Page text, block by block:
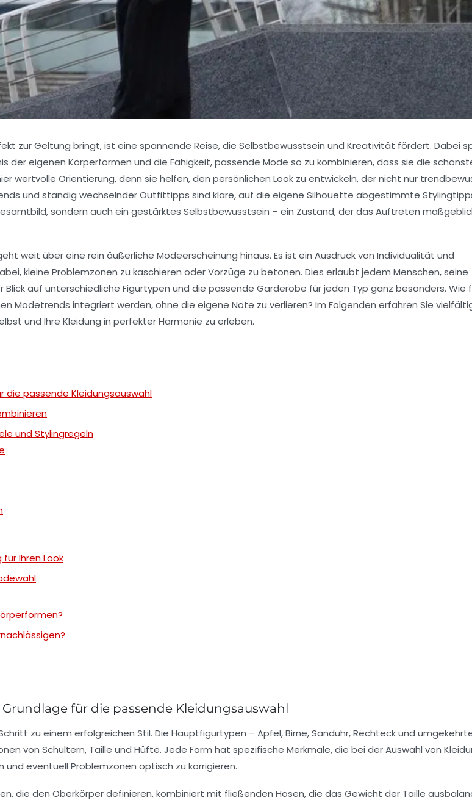
zur Geltung bringt, ist eine spannende Reise, die Selbstbewusstsein und Kreativität fördert. Dabei
der eigenen Körperformen und die Fähigkeit, passende Mode so zu kombinieren, dass sie die
wertvolle Orientierung, denn sie helfen, den persönlichen Look zu entwickeln, der nicht nur
und ständig wechselnder Outfittipps sind klare, auf die eigene Silhouette abgestimmte
sondern auch ein gestärktes Selbstbewusstsein – ein Zustand, der das Auftreten
weit über eine rein äußerliche Modeerscheinung hinaus. Es ist ein Ausdruck von Individualität und
kleine Problemzonen zu kaschieren oder Vorzüge zu betonen. Dies erlaubt jedem Menschen, seine
auf unterschiedliche Figurtypen und die passende Garderobe für jeden Typ ganz besonders. Wie
Modetrends integriert werden, ohne die eigene Note zu verlieren? Im Folgenden erfahren Sie
und Ihre Kleidung in perfekter Harmonie zu erleben.
die passende Kleidungsauswahl
und Stylingregeln
Ihren Look
für die passende Kleidungsauswahl
zu einem erfolgreichen Stil. Die Hauptfigurtypen – Apfel, Birne, Sanduhr, Rechteck und
von Schultern, Taille und Hüfte. Jede Form hat spezifische Merkmale, die bei der Auswahl von
eventuell Problemzonen optisch zu korrigieren.
die den Oberkörper definieren, kombiniert mit fließenden Hosen, die das Gewicht der Taille